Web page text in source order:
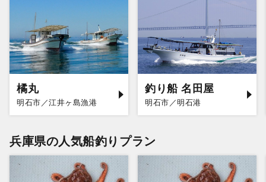
橘丸
明石市／江井ヶ島漁港
釣り船 名田屋
明石市／明石港
兵庫県の人気船釣りプラン